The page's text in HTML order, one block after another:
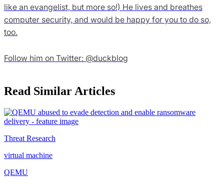
like an evangelist, but more so!) He lives and breathes
computer security, and would be happy for you to do so,
too.
Follow him on Twitter: @duckblog
Read Similar Articles
Threat Research
virtual machine
QEMU